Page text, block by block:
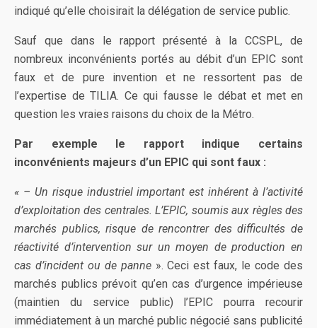
indiqué qu’elle choisirait la délégation de service public.
Sauf que dans le rapport présenté à la CCSPL, de
nombreux inconvénients portés au débit d’un EPIC sont
faux et de pure invention et ne ressortent pas de
l’expertise de TILIA. Ce qui fausse le débat et met en
question les vraies raisons du choix de la Métro.
Par exemple le rapport indique certains
inconvénients majeurs d’un EPIC qui sont faux :
« – Un risque industriel important est inhérent à l’activité
d’exploitation des centrales. L’EPIC, soumis aux règles des
marchés publics, risque de rencontrer des difficultés de
réactivité d’intervention sur un moyen de production en
cas d’incident ou de panne ». Ceci est faux, le code des
marchés publics prévoit qu’en cas d’urgence impérieuse
(maintien du service public) l’EPIC pourra recourir
immédiatement à un marché public négocié sans publicité